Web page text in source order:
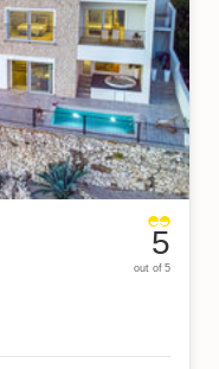
5
out of 5